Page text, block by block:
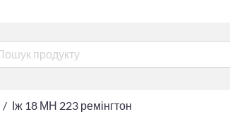
Іж 18 МН 223 ремінгтон